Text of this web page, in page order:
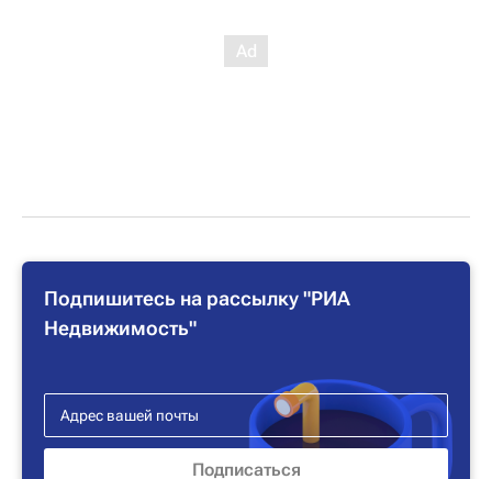
Подпишитесь на рассылку "РИА
Недвижимость"